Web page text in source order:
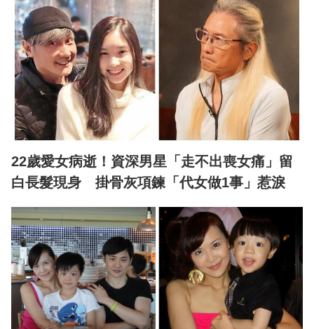
22歲愛女病逝！資深男星「走不出喪女痛」留
白長髮現身 掛骨灰項鍊「代女做1事」惹淚